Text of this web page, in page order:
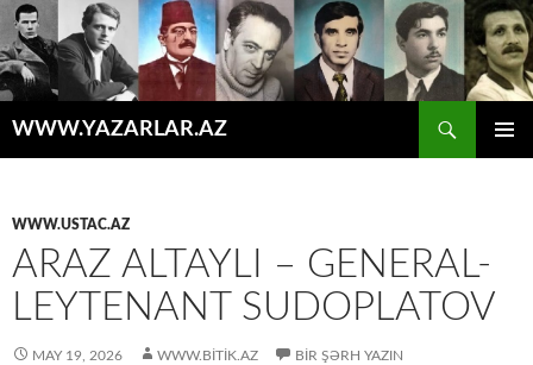
WWW.YAZARLAR.AZ
WWW.USTAC.AZ
ARAZ ALTAYLI – GENERAL-
LEYTENANT SUDOPLATOV
MAY 19, 2026 WWW.BITIK.AZ BIR ŞƏRH YAZIN